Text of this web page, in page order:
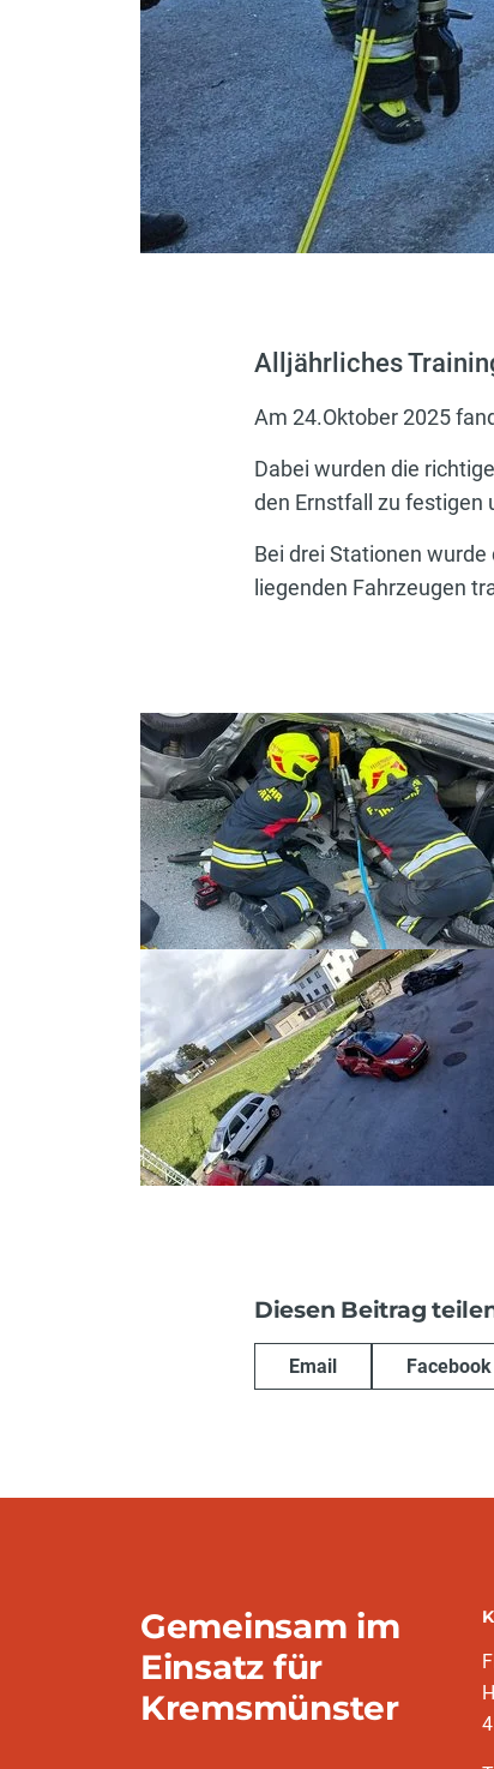
Alljährliches
Am 24.Oktober 2025
Dabei wurden die
den Ernstfall zu festigen
Bei drei Stationen
liegenden Fahrzeugen
Diesen Beitrag
Email Facebook
Gemeinsam im
Einsatz für
Kremsmünster